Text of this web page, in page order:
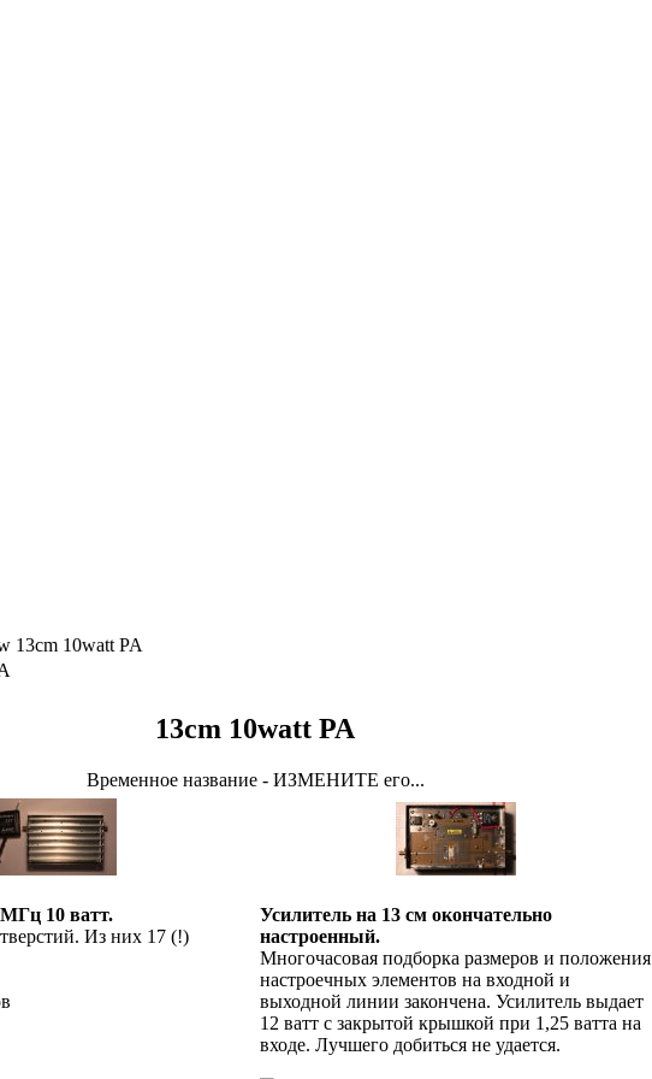
13cm 10watt PA
13cm 10watt PA
Временное название - ИЗМЕНИТЕ его...
10 ватт.
Из них 17 (!)
Усилитель на 13 см окончательно
настроенный.
Многочасовая подборка размеров и положения
настроечных элементов на входной и
выходной линии закончена. Усилитель выдает
12 ватт с закрытой крышкой при 1,25 ватта на
входе. Лучшего добиться не удается.